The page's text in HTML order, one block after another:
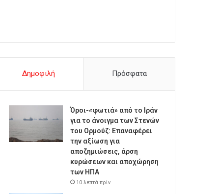
Δημοφιλή Πρόσφατα
Όροι-«φωτιά» από το Ιράν
για το άνοιγμα των Στενών
του Ορμούζ: Επαναφέρει
την αξίωση για
αποζημιώσεις, άρση
κυρώσεων και αποχώρηση
των ΗΠΑ
10 λεπτά πρίν